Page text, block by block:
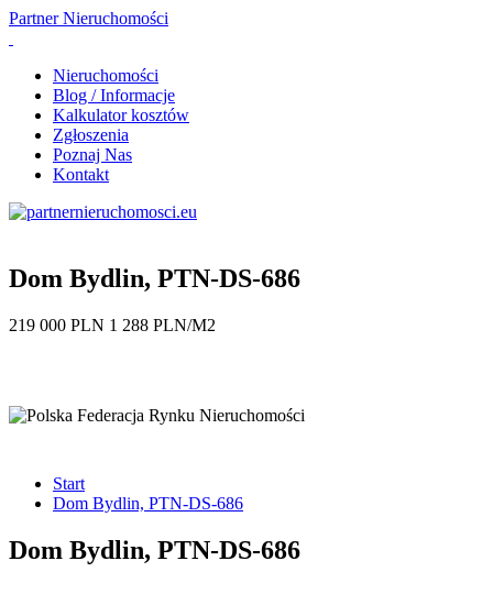
PartnerNieruchomości
Nieruchomości
Blog / Informacje
Kalkulator kosztów
Zgłoszenia
Poznaj Nas
Kontakt
Dom Bydlin, PTN-DS-686
219 000 PLN 1 288 PLN/M2
Start
Dom Bydlin, PTN-DS-686
Dom Bydlin, PTN-DS-686